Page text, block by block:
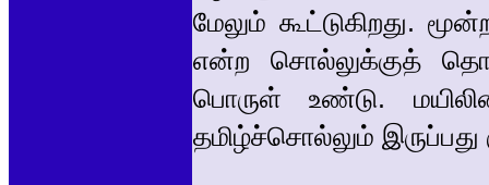
மேலும் கூட்டுகிறது.
என்ற சொல்லுக்குத்
பொருள் உண்டு.
தமிழ்ச்சொல்லும் இருப்பது